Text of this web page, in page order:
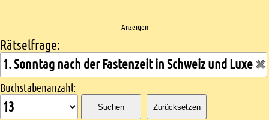
Anzeigen
Kreuzworträtsel suchen
Rätselfrage:
Buchstabenanzahl:
Suchen Zurücksetzen